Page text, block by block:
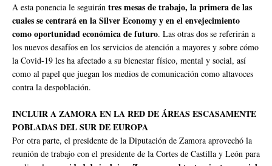
A esta ponencia le seguirán tres mesas de trabajo, la primera de las
cuales se centrará en la Silver Economy y en el envejecimiento
como oportunidad económica de futuro. Las otras dos se referirán a
los nuevos desafíos en los servicios de atención a mayores y sobre cómo
la Covid-19 les ha afectado a su bienestar físico, mental y social, así
como al papel que juegan los medios de comunicación como altavoces
contra la despoblación.
INCLUIR A ZAMORA EN LA RED DE ÁREAS ESCASAMENTE
POBLADAS DEL SUR DE EUROPA
Por otra parte, el presidente de la Diputación de Zamora aprovechó la
reunión de trabajo con el presidente de la Cortes de Castilla y León para